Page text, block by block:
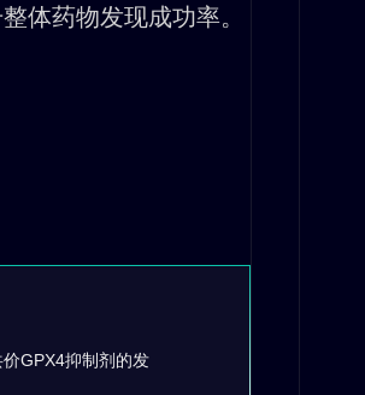
体药物发现成功率。
GPX4抑制剂的发